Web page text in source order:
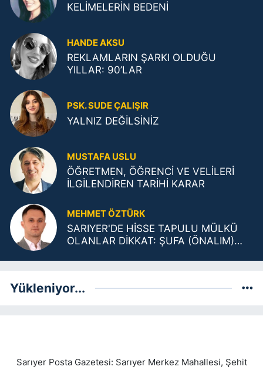
KELİMELERİN BEDENİ
HANDE AKSU
REKLAMLARIN ŞARKI OLDUĞU
YILLAR: 90’LAR
PSK. SUDE ÇALIŞIR
YALNIZ DEĞİLSİNİZ
MUSTAFA USLU
ÖĞRETMEN, ÖĞRENCİ VE VELİLERİ
İLGİLENDİREN TARİHİ KARAR
MEHMET ÖZTÜRK
SARIYER'DE HİSSE TAPULU MÜLKÜ
OLANLAR DİKKAT: ŞUFA (ÖNALIM)
Yükleniyor...
Sarıyer Posta Gazetesi: Sarıyer Merkez Mahallesi, Şehit